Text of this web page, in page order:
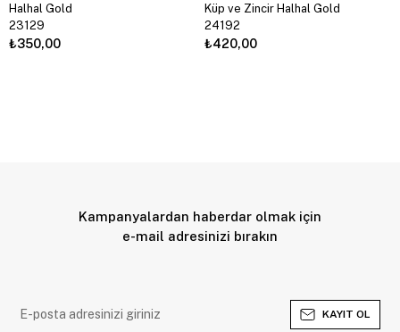
Halhal Gold
23129
₺350,00
Küp ve Zincir Halhal Gold
24192
₺420,00
Kampanyalardan haberdar olmak için
e-mail adresinizi bırakın
KAYIT OL